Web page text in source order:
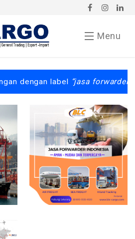
Menu
dengan label
jasa forwarder